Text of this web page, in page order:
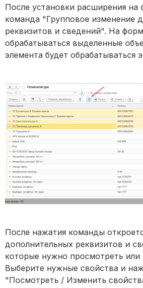
После установки расширения на
команда "Групповое изменение
реквизитов и сведений". На
обрабатываться выделенные
элемента будет обрабатываться
После нажатия команды
дополнительных реквизитов и
которые нужно просмотреть или
Выберите нужные свойства и
"Посмотреть / Изменить